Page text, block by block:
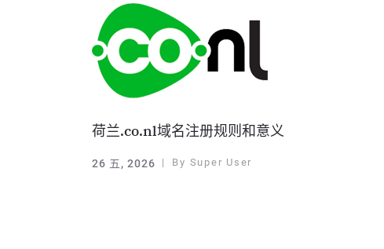
荷兰.co.nl域名注册规则和意义
26 五, 2026 By Super User